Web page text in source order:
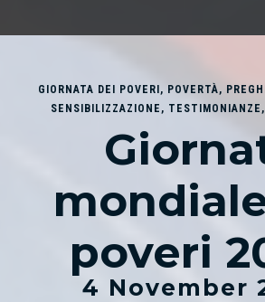
GIORNATA DEI POVERI, POVERTÀ,
SENSIBILIZZAZIONE , TESTIMONIANZE ,
poveri
4 November